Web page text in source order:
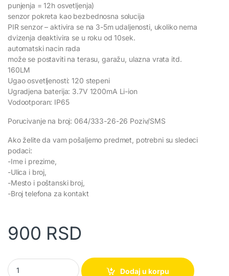
punjenja = 12h osvetljenja)
senzor pokreta kao bezbednosna solucija
PIR senzor – aktivira se na 3-5m udaljenosti, ukoliko nema
dvizenja deaktivira se u roku od 10sek.
automatski nacin rada
može se postaviti na terasu, garažu, ulazna vrata itd.
160LM
Ugao osvetljenosti: 120 stepeni
Ugradjena baterija: 3.7V 1200mA Li-ion
Vodootporan: IP65
Porucivanje na broj: 064/333-26-26 Poziv/SMS
Ako želite da vam pošaljemo predmet, potrebni su sledeci
podaci:
-Ime i prezime,
-Ulica i broj,
-Mesto i poštanski broj,
-Broj telefona za kontakt
900 RSD
Solarni reflektor sa 48 LED dioda quantity
Dodaj u korpu